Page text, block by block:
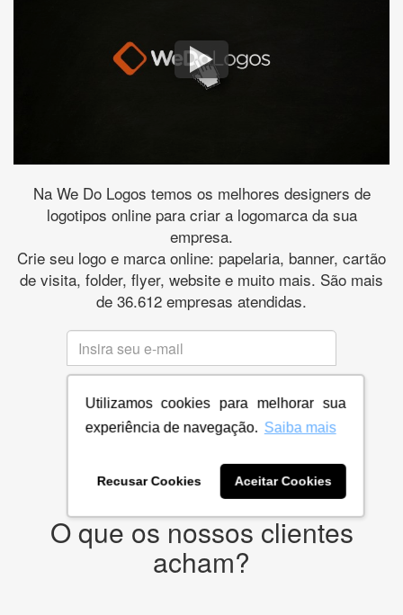
Utilizamos cookies para melhorar sua
experiência de navegação. Saiba mais
Recusar Cookies Aceitar Cookies
Na We Do Logos temos os melhores designers de
logotipos online para criar a logomarca da sua
empresa.
Crie seu logo e marca online: papelaria, banner, cartão
de visita, folder, flyer, website e muito mais. São mais
de 36.612 empresas atendidas.
* Prometemos não compartilhar e utilizar seus dados para enviar
Políticas de Privacidade.
O que os nossos clientes
acham?